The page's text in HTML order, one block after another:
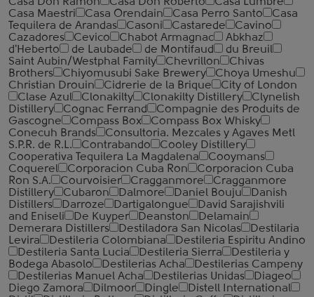
Casa Maestri
Casa Orendain Casa Perro Santo
Casa
Tequilera de Arandas
Casoni Castarede
Cavino
Cazadores
Cevico Chabot Armagnac
Abkhaz
d'Heberto
de Laubade de Montifaud
du Breuil
Saint Aubin/Westphal Family
Chevrillon
Chivas
Brothers
Chiyomusubi Sake Brewery
Choya Umeshu
Christian Drouin
Cidrerie de la Brique
City of London
Clase Azul
Clonakilty Clonakilty Distillery
Clynelish
Distillery
Cognac Ferrand
Compagnie des Produits de
Gascogne
Compass Box
Compass Box Whisky
Conecuh Brands
Consultoria. Mezcales y Agaves Metl
S.P.R. de R.L.
Contrabando
Cooley Distillery
Cooperativa Tequilera La Magdalena
Cooymans
Coquerel
Corporacion Cuba Ron
Corporacion Cuba
Ron S.A.
Courvoisier Cragganmore
Cragganmore
Distillery
Cubaron Dalmore Daniel Bouju
Danish
Distillers
Darroze Dartigalongue
David Sarajishvili
and Eniseli
De Kuyper Deanston
Delamain
Demerara Distillers
Destiladora San Nicolas
Destilaria
Levira
Destileria Colombiana
Destileria Espiritu Andino
Destileria Santa Lucia
Destileria Sierra
Destileria y
Bodega Abasolo
Destilerias Acha
Destilerias Campeny
Destilerias Manuel Acha
Destilerias Unidas
Diageo
Diego Zamora
Dilmoor Dingle
Distell International